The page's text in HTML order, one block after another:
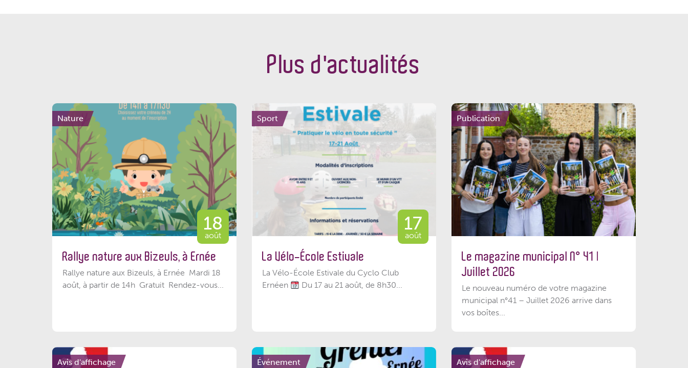
Plus d'actualités
Nature
18
août
Rallye nature aux Bizeuls, à Ernée
Rallye nature aux Bizeuls, à Ernée Mardi 18
août, à partir de 14h Gratuit Rendez-vous...
Sport
17
août
La Vélo-École Estivale
La Vélo-École Estivale du Cyclo Club
Ernéen
Du 17 au 21 août, de 8h30...
Publication
Le magazine municipal N° 41 |
Juillet 2026
Le nouveau numéro de votre magazine
municipal n°41 – Juillet 2026 arrive dans
vos boîtes...
Avis d'affichage Événement Avis d'affichage